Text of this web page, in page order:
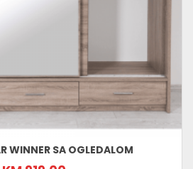
WINNER SA OGLEDALOM